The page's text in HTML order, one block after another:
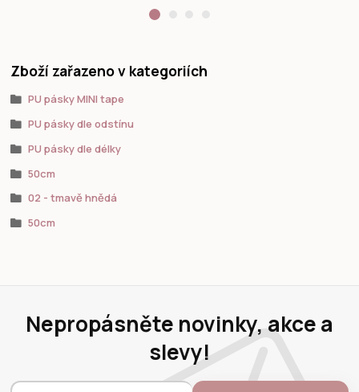
Zboží zařazeno v kategoriích
PU pásky MINI tape
PU pásky dle odstínu
PU pásky dle délky
50cm
02 - tmavě hnědá
50cm
Nepropásněte novinky, akce a
slevy!